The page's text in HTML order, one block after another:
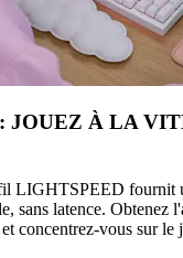
JOUEZ À LA
LIGHTSPEED fournit
sans latence. Obtenez
concentrez-vous sur le